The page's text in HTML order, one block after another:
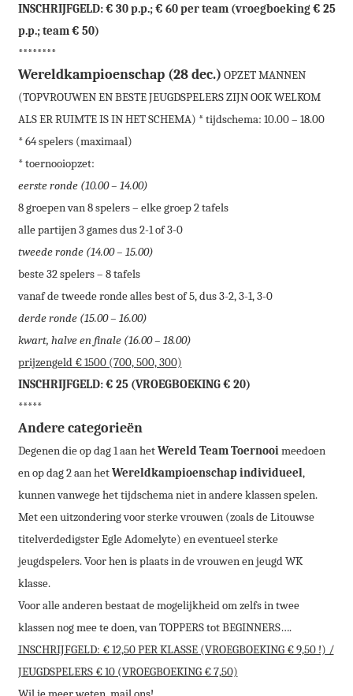
INSCHRIJFGELD: € 30 p.p.; € 60 per team (vroegboeking € 25
p.p.; team € 50)
********
Wereldkampioenschap (28 dec.) OPZET MANNEN
(TOPVROUWEN EN BESTE JEUGDSPELERS ZIJN OOK WELKOM
ALS ER RUIMTE IS IN HET SCHEMA) * tijdschema: 10.00 – 18.00
* 64 spelers (maximaal)
* toernooiopzet:
eerste ronde (10.00 – 14.00)
8 groepen van 8 spelers – elke groep 2 tafels
alle partijen 3 games dus 2-1 of 3-0
tweede ronde (14.00 – 15.00)
beste 32 spelers – 8 tafels
vanaf de tweede ronde alles best of 5, dus 3-2, 3-1, 3-0
derde ronde (15.00 – 16.00)
kwart, halve en finale (16.00 – 18.00)
prijzengeld € 1500 (700, 500, 300)
INSCHRIJFGELD: € 25 (VROEGBOEKING € 20)
*****
Andere categorieën
Degenen die op dag 1 aan hetWereld Team Toernooimeedoen
en op dag 2 aan hetWereldkampioenschap individueel,
kunnen vanwege het tijdschema niet in andere klassen spelen.
Met een uitzondering voor sterke vrouwen (zoals de Litouwse
titelverdedigster Egle Adomelyte) en eventueel sterke
jeugdspelers. Voor hen is plaats in de vrouwen en jeugd WK
klasse.
Voor alle anderen bestaat de mogelijkheid om zelfs in twee
klassen nog mee te doen, van TOPPERS tot BEGINNERS….
INSCHRIJFGELD: € 12,50 PER KLASSE (VROEGBOEKING € 9,50 !) /
JEUGDSPELERS € 10 (VROEGBOEKING € 7,50)